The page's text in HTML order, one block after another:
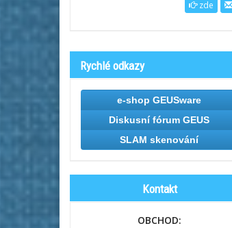
zde
Rychlé odkazy
e-shop GEUSware
Diskusní fórum GEUS
SLAM skenování
Kontakt
OBCHOD: